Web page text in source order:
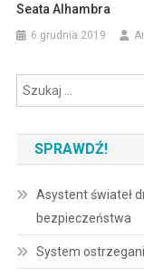
Seata Alhambra
6 grudnia 2019
SPRAWDŹ!
Asystent świateł
bezpieczeństwa
System